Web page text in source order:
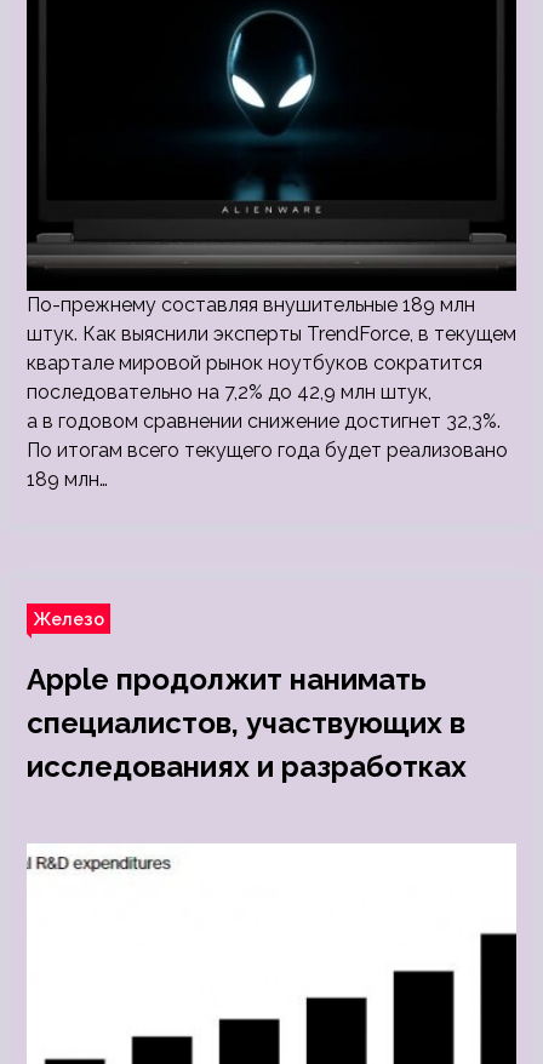
По-прежнему составляя внушительные 189 млн
штук. Как выяснили эксперты TrendForce, в текущем
квартале мировой рынок ноутбуков сократится
последовательно на 7,2% до 42,9 млн штук,
а в годовом сравнении снижение достигнет 32,3%.
По итогам всего текущего года будет реализовано
189 млн…
Железо
Apple продолжит нанимать
специалистов, участвующих в
исследованиях и разработках